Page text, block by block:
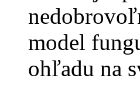
model
ohľadu na